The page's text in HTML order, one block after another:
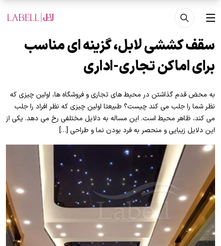
رفتن به محتوای اصلی
منو
سقف کششی لابل، گزینه ای مناسب
برای اماکن تجاری-اداری
به محض قدم گذاشتن در محیط های تجاری و فروشگاه ها، اولین چیزی که
نظر شما را جلب می کند چیست؟ طبیعتا اولین چیزی که نظر افراد را جلب
می کند، ظاهر محیط است. این مساله به دلایل مختلفی رخ می دهد. یکی از
این دلایل زیبایی و منحصر به فرد بودن نما و طراحی […]